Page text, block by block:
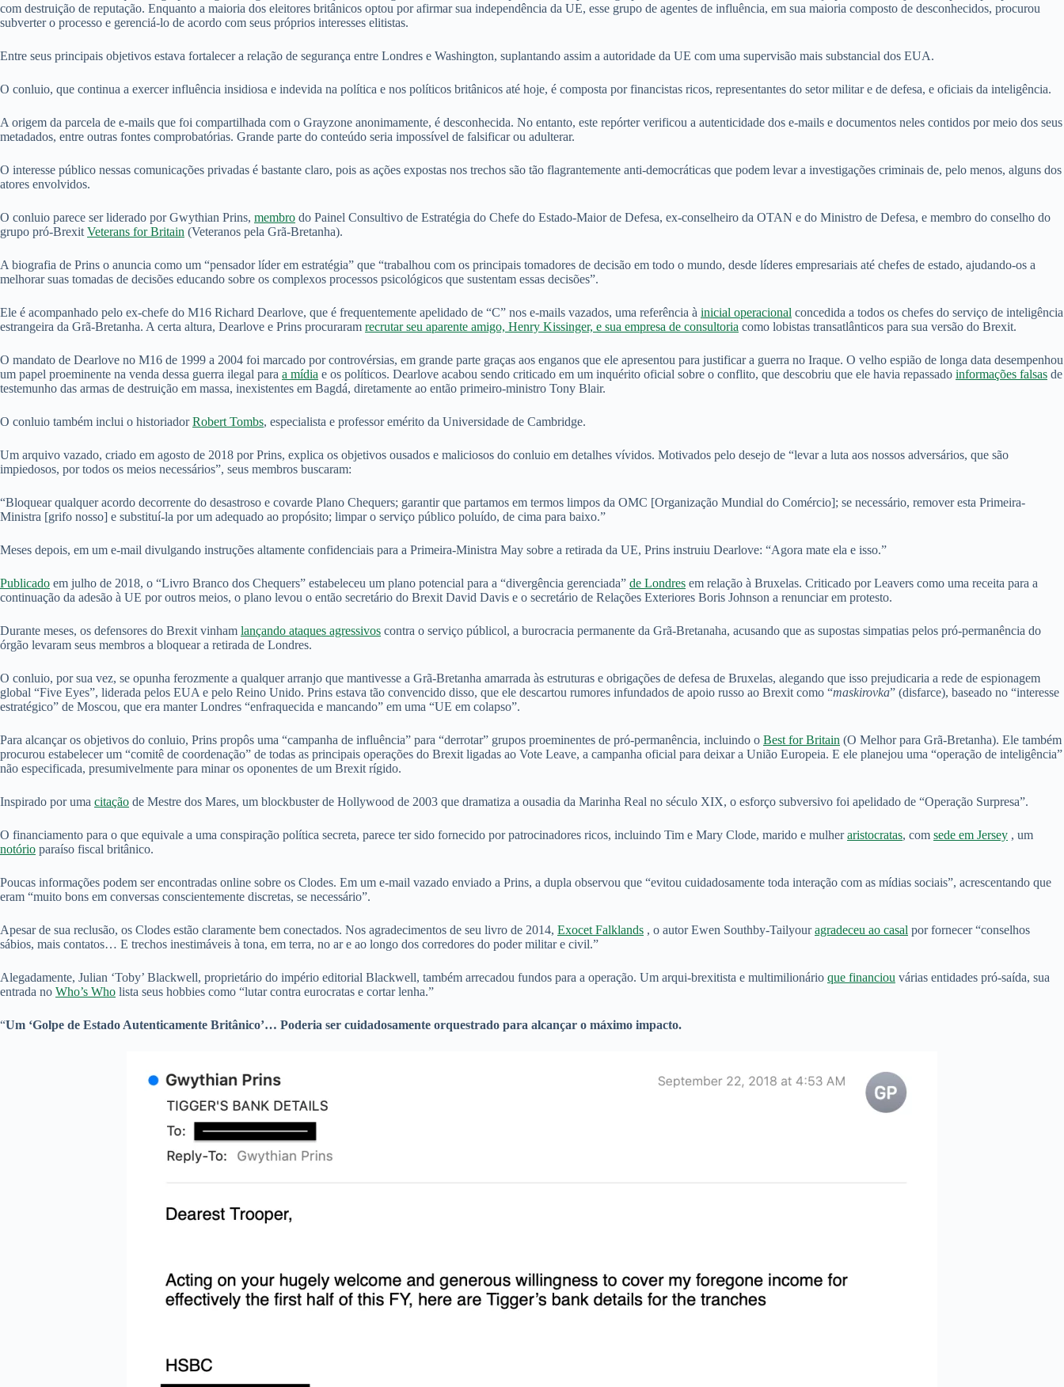
com destruição de reputação. Enquanto a maioria dos eleitores britânicos optou por afirmar sua independência da UE, esse grupo de agentes de influência, em sua maioria composto de desconhecidos, procurou
subverter o processo e gerenciá-lo de acordo com seus próprios interesses elitistas.
Entre seus principais objetivos estava fortalecer a relação de segurança entre Londres e Washington, suplantando assim a autoridade da UE com uma supervisão mais substancial dos EUA.
O conluio, que continua a exercer influência insidiosa e indevida na política e nos políticos britânicos até hoje, é composta por financistas ricos, representantes do setor militar e de defesa, e oficiais da inteligência.
A origem da parcela de e-mails que foi compartilhada com o Grayzone anonimamente, é desconhecida. No entanto, este repórter verificou a autenticidade dos e-mails e documentos neles contidos por meio dos seus
metadados, entre outras fontes comprobatórias. Grande parte do conteúdo seria impossível de falsificar ou adulterar.
O interesse público nessas comunicações privadas é bastante claro, pois as ações expostas nos trechos são tão flagrantemente anti-democráticas que podem levar a investigações criminais de, pelo menos, alguns dos
atores envolvidos.
O conluio parece ser liderado por Gwythian Prins, membro do Painel Consultivo de Estratégia do Chefe do Estado-Maior de Defesa, ex-conselheiro da OTAN e do Ministro de Defesa, e membro do conselho do
grupo pró-Brexit Veterans for Britain (Veteranos pela Grã-Bretanha).
A biografia de Prins o anuncia como um “pensador líder em estratégia” que “trabalhou com os principais tomadores de decisão em todo o mundo, desde líderes empresariais até chefes de estado, ajudando-os a
melhorar suas tomadas de decisões educando sobre os complexos processos psicológicos que sustentam essas decisões”.
Ele é acompanhado pelo ex-chefe do M16 Richard Dearlove, que é frequentemente apelidado de “C” nos e-mails vazados, uma referência à inicial operacional concedida a todos os chefes do serviço de inteligência
estrangeira da Grã-Bretanha. A certa altura, Dearlove e Prins procuraram recrutar seu aparente amigo, Henry Kissinger, e sua empresa de consultoria como lobistas transatlânticos para sua versão do Brexit.
O mandato de Dearlove no M16 de 1999 a 2004 foi marcado por controvérsias, em grande parte graças aos enganos que ele apresentou para justificar a guerra no Iraque. O velho espião de longa data desempenhou
um papel proeminente na venda dessa guerra ilegal para a mídia e os políticos. Dearlove acabou sendo criticado em um inquérito oficial sobre o conflito, que descobriu que ele havia repassado informações falsas de
testemunho das armas de destruição em massa, inexistentes em Bagdá, diretamente ao então primeiro-ministro Tony Blair.
O conluio também inclui o historiadorRobert Tombs, especialista e professor emérito da Universidade de Cambridge.
Um arquivo vazado, criado em agosto de 2018 por Prins, explica os objetivos ousados e maliciosos do conluio em detalhes vívidos. Motivados pelo desejo de “levar a luta aos nossos adversários, que são
impiedosos, por todos os meios necessários”, seus membros buscaram:
“Bloquear qualquer acordo decorrente do desastroso e covarde Plano Chequers; garantir que partamos em termos limpos da OMC [Organização Mundial do Comércio]; se necessário, remover esta Primeira-
Ministra [grifo nosso] e substituí-la por um adequado ao propósito; limpar o serviço público poluído, de cima para baixo.”
Meses depois, em um e-mail divulgando instruções altamente confidenciais para a Primeira-Ministra May sobre a retirada da UE, Prins instruiu Dearlove: “Agora mate ela e isso.”
Publicado em julho de 2018, o “Livro Branco dos Chequers” estabeleceu um plano potencial para a “divergência gerenciada” de Londres em relação à Bruxelas. Criticado por Leavers como uma receita para a
continuação da adesão à UE por outros meios, o plano levou o então secretário do Brexit David Davis e o secretário de Relações Exteriores Boris Johnson a renunciar em protesto.
Durante meses, os defensores do Brexit vinham lançando ataques agressivos contra o serviço públicol, a burocracia permanente da Grã-Bretanaha, acusando que as supostas simpatias pelos pró-permanência do
órgão levaram seus membros a bloquear a retirada de Londres.
O conluio, por sua vez, se opunha ferozmente a qualquer arranjo que mantivesse a Grã-Bretanha amarrada às estruturas e obrigações de defesa de Bruxelas, alegando que isso prejudicaria a rede de espionagem
global “Five Eyes”, liderada pelos EUA e pelo Reino Unido. Prins estava tão convencido disso, que ele descartou rumores infundados de apoio russo ao Brexit como “maskirovka” (disfarce), baseado no “interesse
estratégico” de Moscou, que era manter Londres “enfraquecida e mancando” em uma “UE em colapso”.
Para alcançar os objetivos do conluio, Prins propôs uma “campanha de influência” para “derrotar” grupos proeminentes de pró-permanência, incluindo o Best for Britain (O Melhor para Grã-Bretanha). Ele também
procurou estabelecer um “comitê de coordenação” de todas as principais operações do Brexit ligadas ao Vote Leave, a campanha oficial para deixar a União Europeia. E ele planejou uma “operação de inteligência”
não especificada, presumivelmente para minar os oponentes de um Brexit rígido.
Inspirado por uma citação de Mestre dos Mares, um blockbuster de Hollywood de 2003 que dramatiza a ousadia da Marinha Real no século XIX, o esforço subversivo foi apelidado de “Operação Surpresa”.
O financiamento para o que equivale a uma conspiração política secreta, parece ter sido fornecido por patrocinadores ricos, incluindo Tim e Mary Clode, marido e mulheraristocratas, com sede em Jersey , um
notório paraíso fiscal britânico.
Poucas informações podem ser encontradas online sobre os Clodes. Em um e-mail vazado enviado a Prins, a dupla observou que “evitou cuidadosamente toda interação com as mídias sociais”, acrescentando que
eram “muito bons em conversas conscientemente discretas, se necessário”.
Apesar de sua reclusão, os Clodes estão claramente bem conectados. Nos agradecimentos de seu livro de 2014, Exocet Falklands , o autor Ewen Southby-Tailyouragradeceu ao casal por fornecer “conselhos
sábios, mais contatos… E trechos inestimáveis à tona, em terra, no ar e ao longo dos corredores do poder militar e civil.”
Alegadamente, Julian ‘Toby’ Blackwell, proprietário do império editorial Blackwell, também arrecadou fundos para a operação. Um arqui-brexitista e multimilionário que financiou várias entidades pró-saída, sua
entrada no Who’s Who lista seus hobbies como “lutar contra eurocratas e cortar lenha.”
“Um ‘Golpe de Estado Autenticamente Britânico’… Poderia ser cuidadosamente orquestrado para alcançar o máximo impacto.